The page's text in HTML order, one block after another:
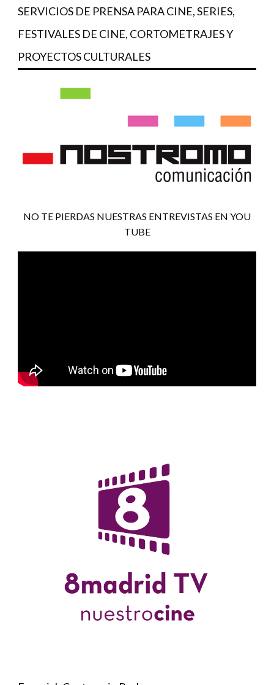
SERVICIOS DE PRENSA PARA CINE, SERIES,
FESTIVALES DE CINE, CORTOMETRAJES Y
PROYECTOS CULTURALES
NO TE PIERDAS NUESTRAS ENTREVISTAS EN YOU
TUBE